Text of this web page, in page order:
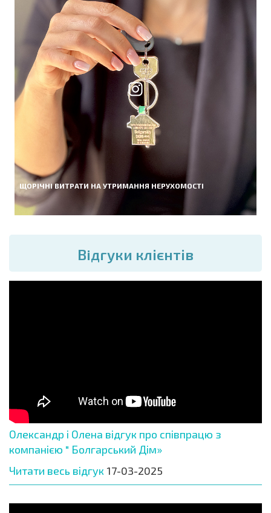
ЩОРІЧНІ ВИТРАТИ НА УТРИМАННЯ НЕРУХОМОСТІ
Вiдгуки клієнтів
Олександр і Олена відгук про співпрацю з
компанією " Болгарський Дім»
Читати весь відгук 17-03-2025